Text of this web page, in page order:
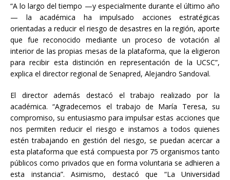
“A lo largo del tiempo —y especialmente durante el último año
— la académica ha impulsado acciones estratégicas
orientadas a reducir el riesgo de desastres en la región, aporte
que fue reconocido mediante un proceso de votación al
interior de las propias mesas de la plataforma, que la eligieron
para recibir esta distinción en representación de la UCSC”,
explica el director regional de Senapred, Alejandro Sandoval.
El director además destacó el trabajo realizado por la
académica. “Agradecemos el trabajo de María Teresa, su
compromiso, su entusiasmo para impulsar estas acciones que
nos permiten reducir el riesgo e instamos a todos quienes
estén trabajando en gestión del riesgo, se puedan acercar a
esta plataforma que está compuesta por 75 organismos tanto
públicos como privados que en forma voluntaria se adhieren a
esta instancia”. Asimismo, destacó que “La Universidad